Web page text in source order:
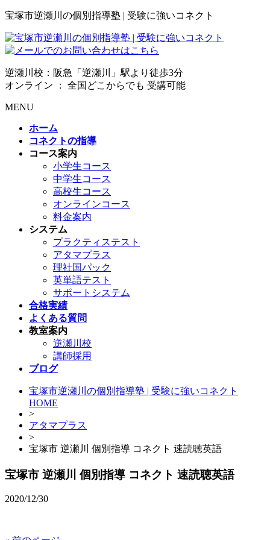
宝塚市逆瀬川の個別指導塾 | 受験に強いコネクト
逆瀬川校：阪急「逆瀬川」駅より徒歩3分
オンライン ： 全国どこからでも 受講可能
MENU
ホーム
コネクトの指導
コース案内
小学生コース
中学生コース
高校生コース
オンラインコース
料金案内
システム
プラクティステスト
アタマプラス
理社国パック
英単語テスト
サポートシステム
合格実績
よくある質問
教室案内
逆瀬川校
講師採用
ブログ
宝塚市逆瀬川の個別指導塾 | 受験に強いコネクト
HOME
>
アタマプラス
>
宝塚市 逆瀬川 個別指導 コネクト 速読聴英語
宝塚市 逆瀬川 個別指導 コネクト 速読聴英語
2020/12/30